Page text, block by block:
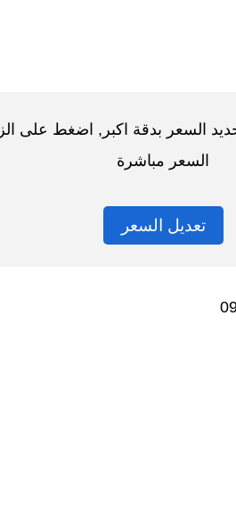
السعر بدقة اكبر, اضغط على
السعر مباشرة
تعديل السعر